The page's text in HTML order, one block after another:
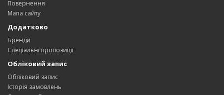
Повернення
Мапа сайту
Додатково
Бренди
Спеціальні пропозиції
Обліковий запис
Обліковий запис
Історія замовлень